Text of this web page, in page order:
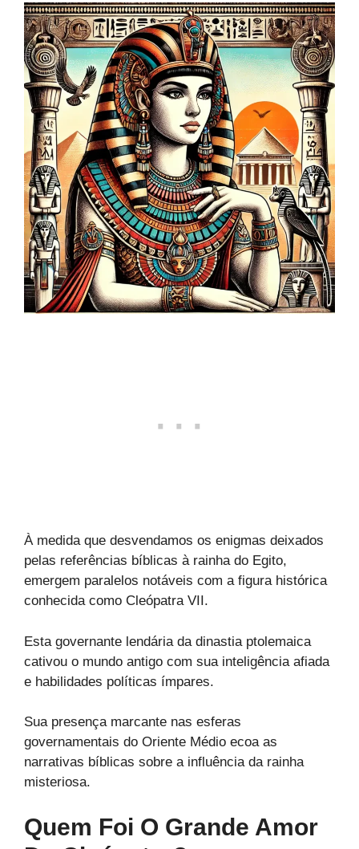
À medida que desvendamos os enigmas deixados
pelas referências bíblicas à rainha do Egito,
emergem paralelos notáveis com a figura histórica
conhecida como Cleópatra VII.
Esta governante lendária da dinastia ptolemaica
cativou o mundo antigo com sua inteligência afiada
e habilidades políticas ímpares.
Sua presença marcante nas esferas
governamentais do Oriente Médio ecoa as
narrativas bíblicas sobre a influência da rainha
misteriosa.
Quem Foi O Grande Amor